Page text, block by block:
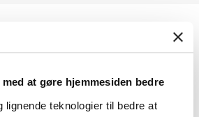
at gøre hjemmesiden bedre
lignende teknologier til bedre at
businesssikkerhed